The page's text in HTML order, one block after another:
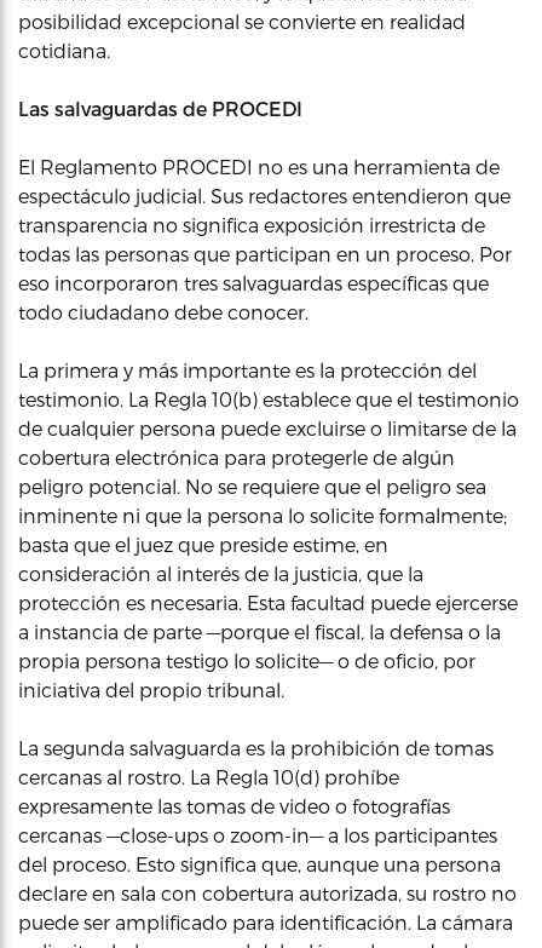
posibilidad excepcional se convierte en realidad
cotidiana.
Las salvaguardas de PROCEDI
El Reglamento PROCEDI no es una herramienta de
espectáculo judicial. Sus redactores entendieron que
transparencia no significa exposición irrestricta de
todas las personas que participan en un proceso. Por
eso incorporaron tres salvaguardas específicas que
todo ciudadano debe conocer.
La primera y más importante es la protección del
testimonio. La Regla 10(b) establece que el testimonio
de cualquier persona puede excluirse o limitarse de la
cobertura electrónica para protegerle de algún
peligro potencial. No se requiere que el peligro sea
inminente ni que la persona lo solicite formalmente;
basta que el juez que preside estime, en
consideración al interés de la justicia, que la
protección es necesaria. Esta facultad puede ejercerse
a instancia de parte —porque el fiscal, la defensa o la
propia persona testigo lo solicite— o de oficio, por
iniciativa del propio tribunal.
La segunda salvaguarda es la prohibición de tomas
cercanas al rostro. La Regla 10(d) prohíbe
expresamente las tomas de video o fotografías
cercanas —close-ups o zoom-in— a los participantes
del proceso. Esto significa que, aunque una persona
declare en sala con cobertura autorizada, su rostro no
puede ser amplificado para identificación. La cámara